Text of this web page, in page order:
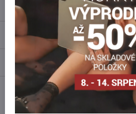
Popis
Recenze
Diskuse 0
Facebook